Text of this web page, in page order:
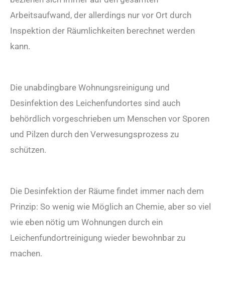
Arbeitsaufwand, der allerdings nur vor Ort durch
Inspektion der Räumlichkeiten berechnet werden
kann.
Die unabdingbare Wohnungsreinigung und
Desinfektion des Leichenfundortes sind auch
behördlich vorgeschrieben um Menschen vor Sporen
und Pilzen durch den Verwesungsprozess zu
schützen.
Die Desinfektion der Räume findet immer nach dem
Prinzip: So wenig wie Möglich an Chemie, aber so viel
wie eben nötig um Wohnungen durch ein
Leichenfundortreinigung wieder bewohnbar zu
machen.